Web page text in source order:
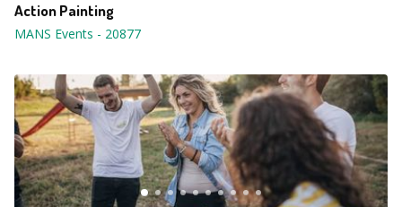
Action Painting
MANS Events - 20877